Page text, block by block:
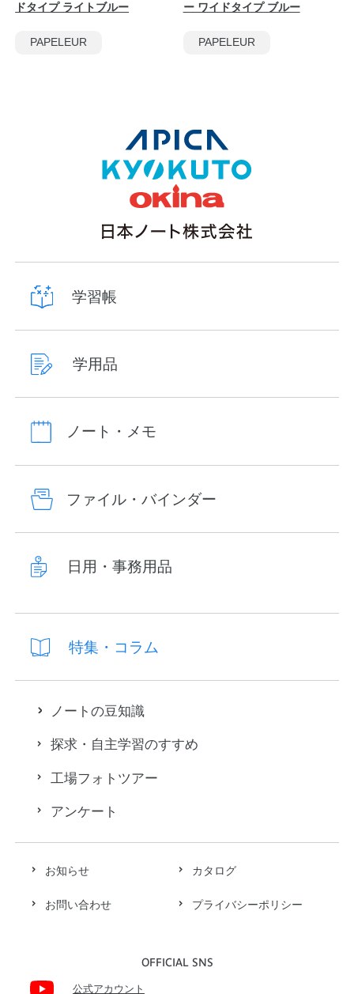
ドタイプ ライトブルー
PAPELEUR
ー ワイドタイプ ブルー
PAPELEUR
お知らせ カタログ
お問い合わせ プライバシーポリシー
OFFICIAL SNS
公式アカウント
学習帳
学用品
ノート・メモ
ファイル・バインダー
日用・事務用品
特集・コラム
ノートの豆知識
探求・自主学習のすすめ
工場フォトツアー
アンケート